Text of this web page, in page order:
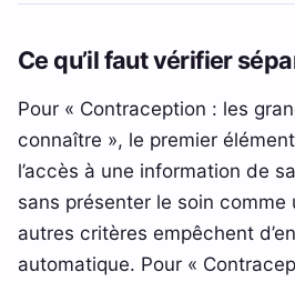
Ce qu’il faut vérifier
Pour « Contraception : les
connaître », le premier
l’accès à une information de
sans présenter le soin comme
autres critères empêchent
automatique. Pour «